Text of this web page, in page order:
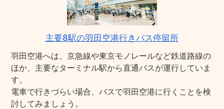
主要8駅の羽田空港行きバス停留所
羽田空港へは、京急線や東京モノレールなど鉄道路線の
ほか、主要なターミナル駅から直通バスが運行していま
す。
電車で行きづらい場合、バスで羽田空港に行くことを検
討してみましょう。